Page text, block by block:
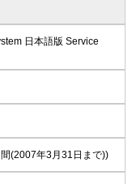
日本語版 Service
(2007年3月31日まで))